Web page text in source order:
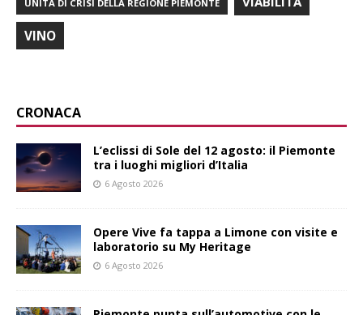
UNITÀ DI CRISI DELLA REGIONE PIEMONTE
VINO
CRONACA
L’eclissi di Sole del 12 agosto: il Piemonte
tra i luoghi migliori d’Italia
6 Agosto 2026
Opere Vive fa tappa a Limone con visite e
laboratorio su My Heritage
6 Agosto 2026